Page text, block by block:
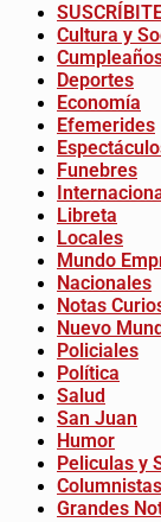
Cultura y
Deportes
Economía
Efemerides
Funebres
Libreta
Locales
Mundo
Nacionales
Notas
Nuevo
Policiales
Política
Salud
San Juan
Humor
Peliculas y
Columnistas
Grandes